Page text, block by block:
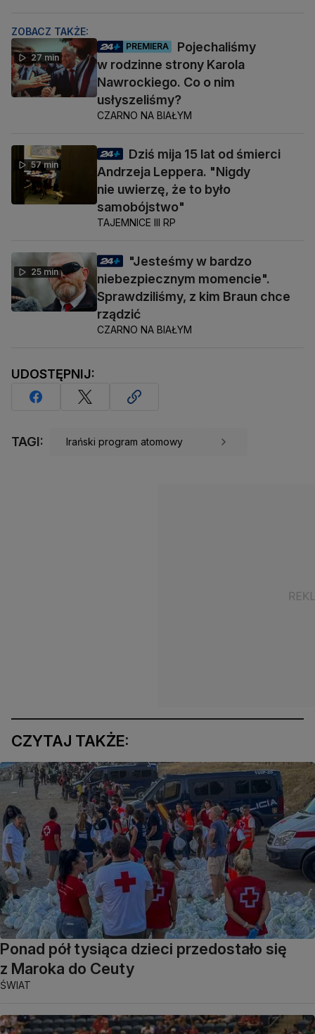
ZOBACZ TAKŻE:
27 min
PREMIERA
Pojechaliśmy
w rodzinne strony Karola
Nawrockiego. Co o nim
usłyszeliśmy?
CZARNO NA BIAŁYM
57 min
Dziś mija 15 lat od śmierci
Andrzeja Leppera. "Nigdy
nie uwierzę, że to było
samobójstwo"
TAJEMNICE III RP
25 min
"Jesteśmy w bardzo
niebezpiecznym momencie".
Sprawdziliśmy, z kim Braun chce
rządzić
CZARNO NA BIAŁYM
UDOSTĘPNIJ:
TAGI: Irański program atomowy
CZYTAJ TAKŻE:
Ponad pół tysiąca dzieci przedostało się
z Maroka do Ceuty
ŚWIAT